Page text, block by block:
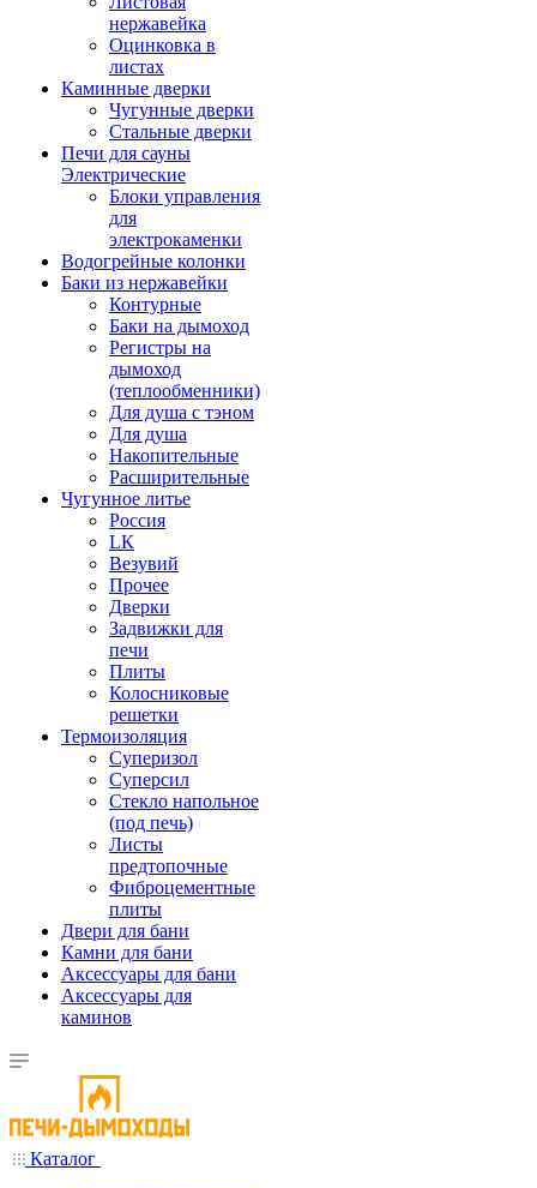
нержавейка
Оцинковка в
листах
Каминные дверки
Чугунные дверки
Стальные дверки
Печи для сауны
Электрические
Блоки управления
для
электрокаменки
Водогрейные колонки
Баки из нержавейки
Контурные
Баки на дымоход
Регистры на
дымоход
(теплообменники)
Для душа с тэном
Для душа
Накопительные
Расширительные
Чугунное литье
Россия
LК
Везувий
Прочее
Дверки
Задвижки для
печи
Плиты
Колосниковые
решетки
Термоизоляция
Суперизол
Суперсил
Стекло напольное
(под печь)
Листы
предтопочные
Фиброцементные
плиты
Двери для бани
Камни для бани
Аксессуары для бани
Аксессуары для
каминов
Каталог